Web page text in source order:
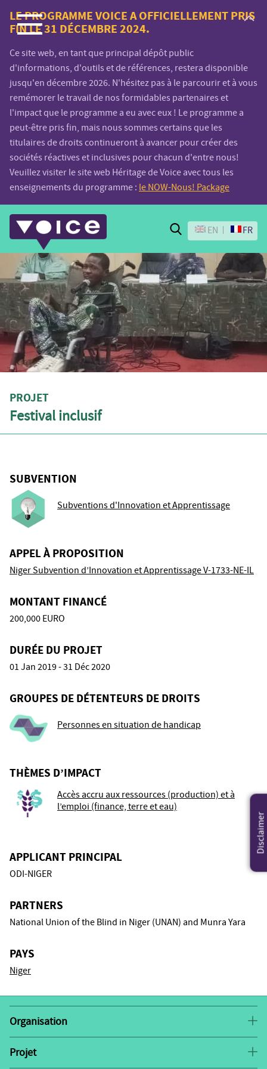
Voice.Global
website
LE PROGRAMME VOICE A OFFICIELLEMENT PRIS
FIN LE 31 DÉCEMBRE 2024.
Ce site web, en tant que principal dépôt public
d'informations, d'outils et de références, restera disponible
jusqu'en décembre 2026. N'hésitez pas à le parcourir et à vous
remémorer le travail de nos formidables partenaires et
l'impact que le programme a eu avec eux ! Le programme a
peut-être pris fin, mais nous sommes certains que les
titulaires de droits continueront à avancer pour créer des
sociétés réactives et inclusives pour chacun d'entre nous!
Veuillez visiter le site web Héritage de Voice avec tous les
enseignements du programme : le NOW-Nous! Package
Search
EN FR
PROJET
Festival inclusif
SUBVENTION
Subventions d'Innovation et Apprentissage
APPEL À PROPOSITION
Niger Subvention d’Innovation et Apprentissage V-1733-NE-IL
MONTANT FINANCÉ
200,000 EURO
DURÉE DU PROJET
01 Jan 2019 - 31 Déc 2020
GROUPES DE DÉTENTEURS DE DROITS
Personnes en situation de handicap
THÈMES D’IMPACT
Accès accru aux ressources (production) et à
l’emploi (finance, terre et eau)
APPLICANT PRINCIPAL
ODI-NIGER
PARTNERS
National Union of the Blind in Niger (UNAN) and Munra Yara
PAYS
Niger
Organisation
The ODI-NIGER Consortium works mainly on
community-based rehabilitation projects for the blind
Projet
The project aims to fight against self-stigma, stigma
Disclaimer